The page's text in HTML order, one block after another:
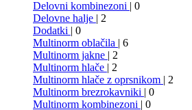
Delovni kombinezoni | 0
Delovne halje | 2
Dodatki | 0
Multinorm oblačila | 6
Multinorm jakne | 2
Multinorm hlače | 2
Multinorm hlače z oprsnikom | 2
Multinorm brezrokavniki | 0
Multinorm kombinezoni | 0